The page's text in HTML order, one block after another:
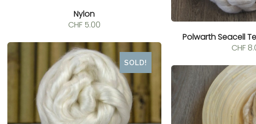
Nylon
CHF5.00
Polwarth Seacell
CHF
SOLD!